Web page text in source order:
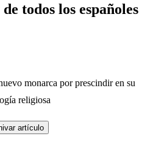
todos los españoles
monarca por prescindir en su
religiosa
artículo